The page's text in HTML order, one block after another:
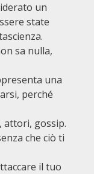
un
state
sa nulla,
una
perché
attori, gossip.
che ciò ti
il tuo